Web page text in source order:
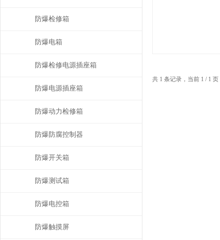
防爆检修箱
防爆电箱
防爆检修电源插座箱
防爆电源插座箱
防爆动力检修箱
防爆防腐控制器
防爆开关箱
防爆测试箱
防爆电控箱
防爆触摸屏
共 1 条记录，当前 1 / 1